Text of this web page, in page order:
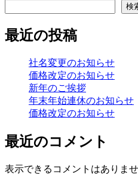
検
最近の投稿
社名変更のお知らせ
価格改定のお知らせ
新年のご挨拶
年末年始連休のお知らせ
価格改定のお知らせ
最近のコメント
表示できるコメントはありませ